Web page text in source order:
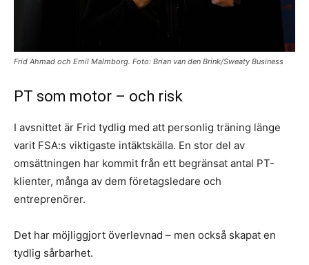
Frid Ahmad och Emil Malmborg. Foto: Brian van den Brink/Sweaty Business
PT som motor – och risk
I avsnittet är Frid tydlig med att personlig träning länge
varit FSA:s viktigaste intäktskälla. En stor del av
omsättningen har kommit från ett begränsat antal PT-
klienter, många av dem företagsledare och
entreprenörer.
Det har möjliggjort överlevnad – men också skapat en
tydlig sårbarhet.